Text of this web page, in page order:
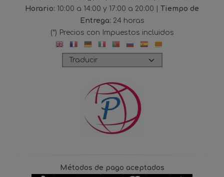
Horario: 10:00 a 14:00 y 17:00 a 20:00 | Tiempo de
Entrega: 24 horas
(*) Precios con Impuestos incluidos
Métodos de pago aceptados